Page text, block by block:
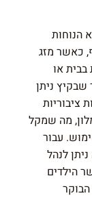
הנוחות
כאשר מזג
או
שבקיץ ניתן
ציבוריות
מה שמקל
עבור
לנהל
הילדים